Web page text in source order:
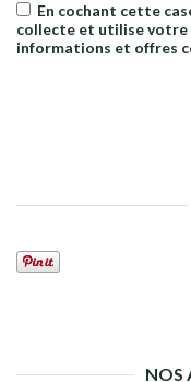
En cochant cette
collecte et utilise votre
informations et offres
NOS